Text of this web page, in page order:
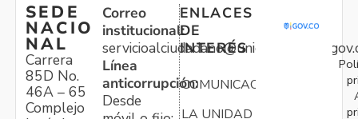
SEDE
NACIO
NAL
Carrera
85D No.
46A – 65
Complejo
Correo
institucional:
Línea
anticorrupción:
Desde
ENLACES
DE
INTERÉS
COMUNICACIONES
LA UNIDAD